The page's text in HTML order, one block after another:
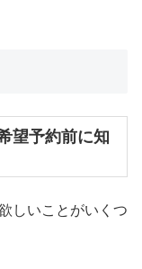
望予約前に知
しいことがいくつ